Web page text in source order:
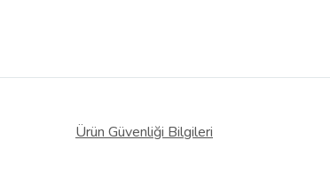
Ürün Güvenliği Bilgileri